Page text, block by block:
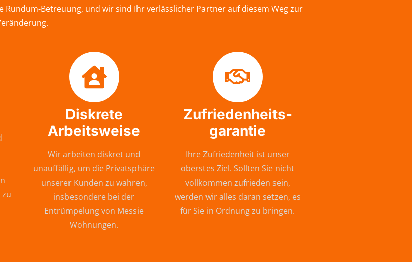
Betreuung, und wir sind Ihr verlässlicher Partner auf diesem Weg zur
Diskrete
Arbeitsweise
Wir arbeiten diskret und
unauffällig, um die Privatsphäre
unserer Kunden zu wahren,
insbesondere bei der
Entrümpelung von Messie
Wohnungen.
Zufriedenheits-
garantie
Ihre Zufriedenheit ist unser
oberstes Ziel. Sollten Sie nicht
vollkommen zufrieden sein,
werden wir alles daran setzen, es
für Sie in Ordnung zu bringen.